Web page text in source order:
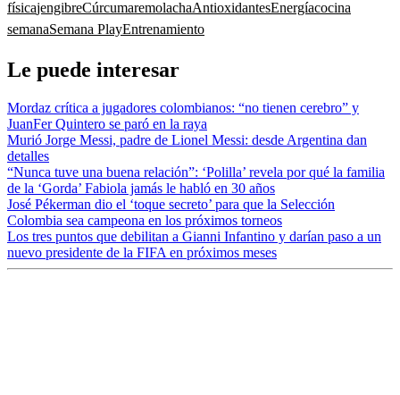
físicajengibreCúrcumaremolachaAntioxidantesEnergíacocina
semanaSemana PlayEntrenamiento
Le puede interesar
Mordaz crítica a jugadores colombianos: “no tienen cerebro” y
JuanFer Quintero se paró en la raya
Murió Jorge Messi, padre de Lionel Messi: desde Argentina dan
detalles
“Nunca tuve una buena relación”: ‘Polilla’ revela por qué la familia
de la ‘Gorda’ Fabiola jamás le habló en 30 años
José Pékerman dio el ‘toque secreto’ para que la Selección
Colombia sea campeona en los próximos torneos
Los tres puntos que debilitan a Gianni Infantino y darían paso a un
nuevo presidente de la FIFA en próximos meses